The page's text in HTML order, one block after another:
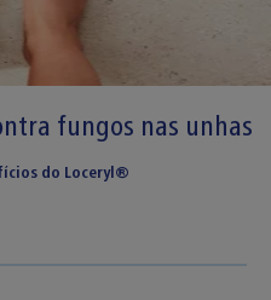
fungos nas unhas
do Loceryl®